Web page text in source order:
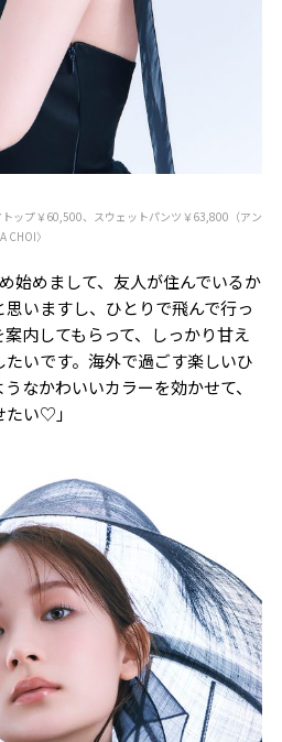
ップ￥60,500、スウェットパンツ￥63,800（アン
CHOI〉
始めまして、友人が住んでいるか
いますし、ひとりで飛んで行っ
内してもらって、しっかり甘え
いです。海外で過ごす楽しいひ
なかわいいカラーを効かせて、
たい♡」